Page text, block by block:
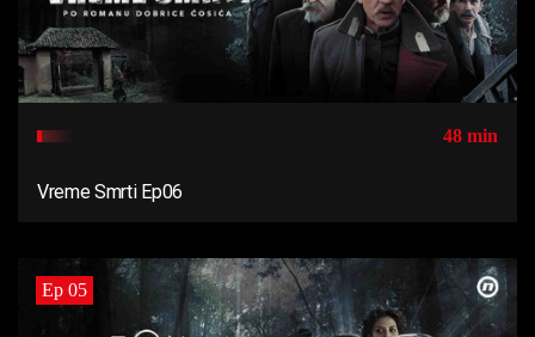
48 min
Vreme Smrti Ep06
Ep 05